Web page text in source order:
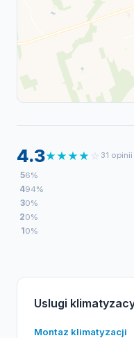
4.3★★★★ 31 opinii
56%
494%
30%
20%
10%
Uslugi
Montaz klimatyzacji